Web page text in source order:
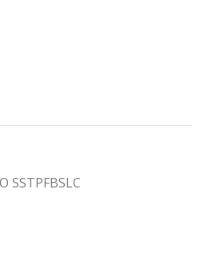
SSTPFBSLC